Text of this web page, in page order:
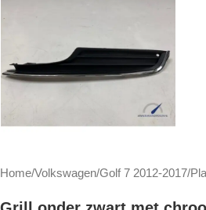
Home/Volkswagen/Golf 7 2012-2017/